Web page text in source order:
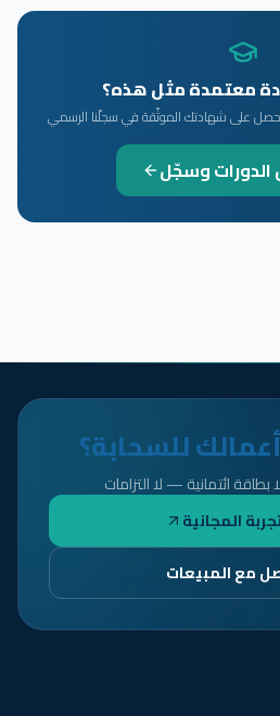
معتمدة مثل هذه؟
واحصل على شهادتك الموثّقة في سجلّنا الرسمي
وسجّل
للسحابة؟
المجانية
مع المبيعات